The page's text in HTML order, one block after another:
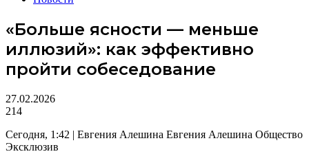
«Больше ясности — меньше
иллюзий»: как эффективно
пройти собеседование
27.02.2026
214
Сегодня, 1:42 | Евгения Алешина Евгения Алешина Общество
Эксклюзив